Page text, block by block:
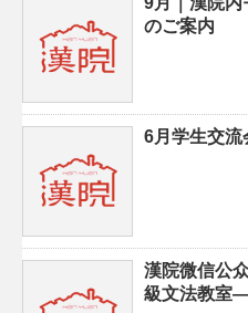
のご案内
6月学生交流
漢院微信公
級文法教室